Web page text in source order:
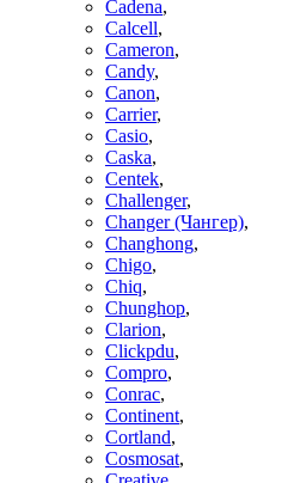
Cadena,
Calcell,
Cameron,
Candy,
Canon,
Carrier,
Casio,
Caska,
Centek,
Challenger,
Changer (Чангер),
Changhong,
Chigo,
Chiq,
Chunghop,
Clarion,
Clickpdu,
Compro,
Conrac,
Continent,
Cortland,
Cosmosat,